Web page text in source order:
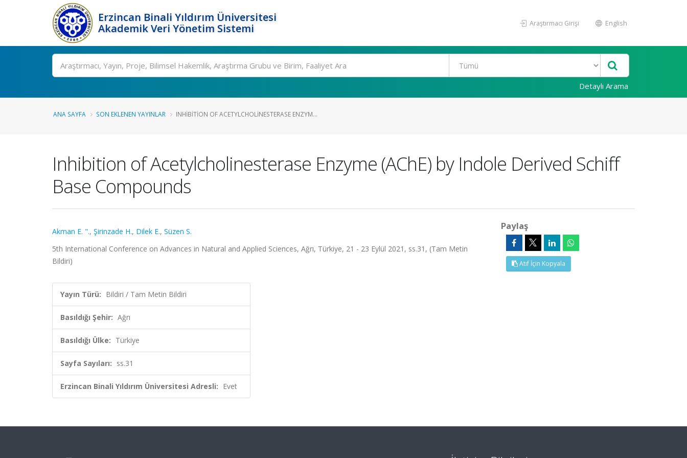
Erzincan Binali Yıldırım Üniversitesi
Akademik Veri Yönetim Sistemi
Araştırmacı Girişi English
Ara
Detaylı Arama
ANA SAYFA SON EKLENEN YAYINLAR INHIBITION OF ACETYLCHOLINESTERASE ENZYM...
Inhibition of Acetylcholinesterase Enzyme (AChE) by Indole Derived Schiff
Base Compounds
Akman E. "., Şirinzade H., Dilek E., Süzen S.
5th International Conference on Advances in Natural and Applied Sciences, Ağrı, Türkiye, 21 - 23 Eylül 2021, ss.31, (Tam Metin
Bildiri)
Yayın Türü: Bildiri / Tam Metin Bildiri
Basıldığı Şehir: Ağrı
Basıldığı Ülke: Türkiye
Sayfa Sayıları: ss.31
Erzincan Binali Yıldırım Üniversitesi Adresli: Evet
Paylaş
Atıf İçin Kopyala